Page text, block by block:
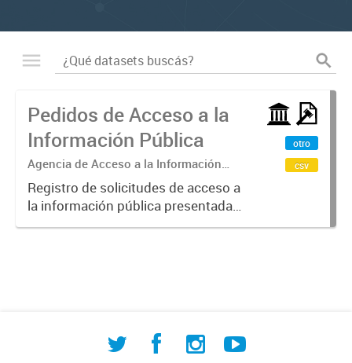
Pedidos de Acceso a la
Información Pública
Agencia de Acceso a la Información
Pública
Registro de solicitudes de acceso a
la información pública presentadas
ante la Agencia de AIP de la
otro
csv